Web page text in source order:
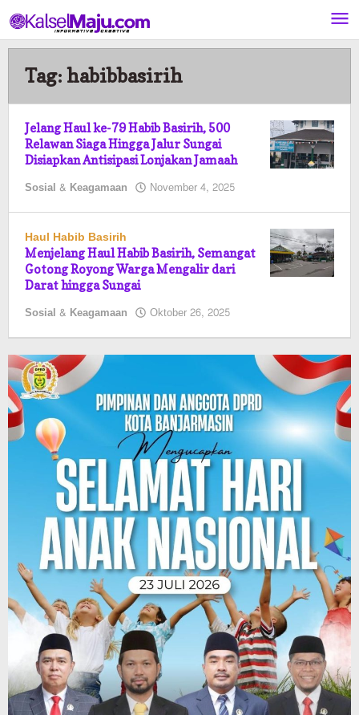
ke
konten
Tag: habibbasirih
Jelang Haul ke-79 Habib Basirih, 500
Relawan Siaga Hingga Jalur Sungai
Disiapkan Antisipasi Lonjakan Jamaah
Sosial & Keagamaan November 4, 2025
Haul Habib Basirih
Menjelang Haul Habib Basirih, Semangat
Gotong Royong Warga Mengalir dari
Darat hingga Sungai
Sosial & Keagamaan Oktober 26, 2025